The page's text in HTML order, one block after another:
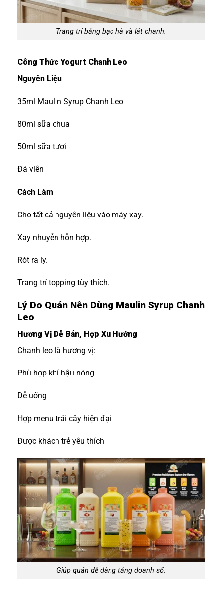
Trang trí bằng bạc hà và lát chanh.
Công Thức Yogurt Chanh Leo
Nguyên Liệu
35ml Maulin Syrup Chanh Leo
80ml sữa chua
50ml sữa tươi
Đá viên
Cách Làm
Cho tất cả nguyên liệu vào máy xay.
Xay nhuyễn hỗn hợp.
Rót ra ly.
Trang trí topping tùy thích.
Lý Do Quán Nên Dùng Maulin Syrup Chanh
Leo
Hương Vị Dễ Bán, Hợp Xu Hướng
Chanh leo là hương vị:
Phù hợp khí hậu nóng
Dễ uống
Hợp menu trái cây hiện đại
Được khách trẻ yêu thích
Giúp quán dễ dàng tăng doanh số.